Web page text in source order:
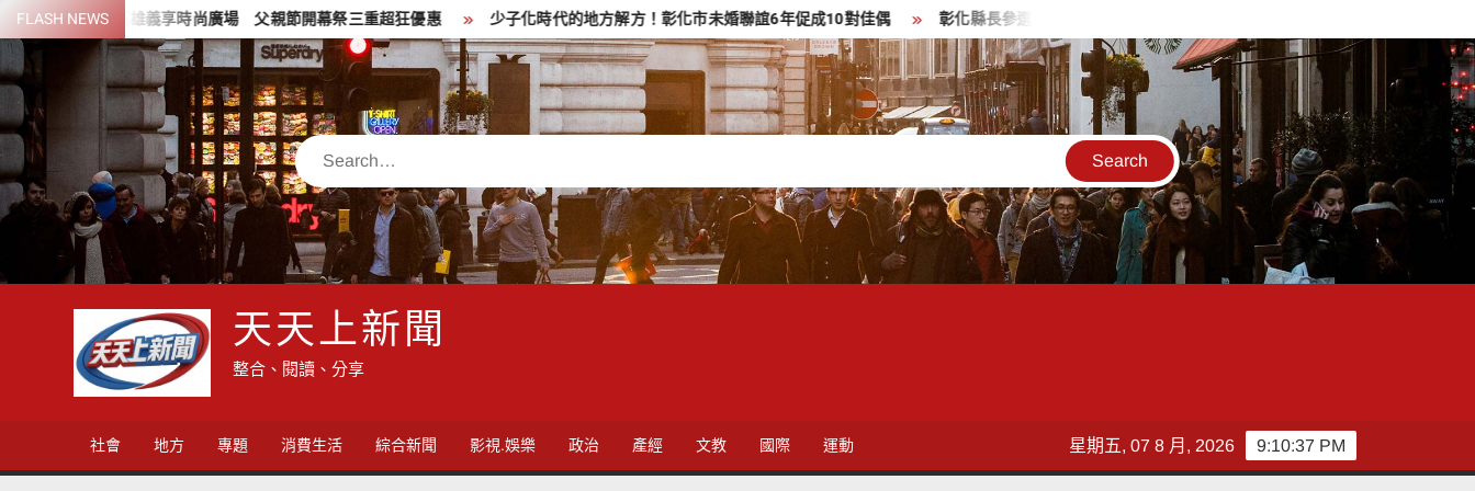
Skip
to
content
FLASH NEWS
高雄義享時尚廣場 父親節開幕祭三重超狂優惠 少子化時代的地方解方！彰化市未婚聯誼6年促成10對佳偶 彰化縣長參選人魏平政率議員團隊攜手造勢 盼翻轉彰化打造新局
Search
天天上新聞
整合、閱讀、分享
社會 地方 專題 消費生活 綜合新聞 影視.娛樂 政治 產經 文教 國際 運動 9:10:39 PM
星期五, 07 8 月, 2026